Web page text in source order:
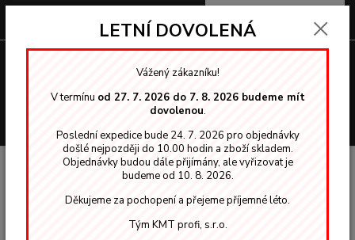
0,00 Kč
Tenkovrstvé lazury Gori 40 dva v jednom
GORI 40 lazura 2 v 1
GORI 40 lazura 2 v 1 odstín 7805
LETNÍ DOVOLENÁ
Vážený zákazníku!
V termínu od 27. 7. 2026 do 7. 8. 2026 budeme mít
dovolenou.
Poslední expedice bude 24. 7. 2026 pro objednávky
došlé nejpozději do 10.00 hodin a zboží skladem.
Objednávky budou dále přijímány, ale vyřizovat je
budeme od 10. 8. 2026.
Děkujeme za pochopení a přejeme příjemné léto.
Tým KMT profi, s.r.o.